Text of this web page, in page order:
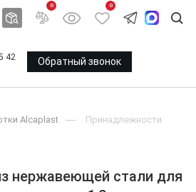
0 0
42
Обратный звонок
Alcaplast Принадлежности
нержавеющей стали для